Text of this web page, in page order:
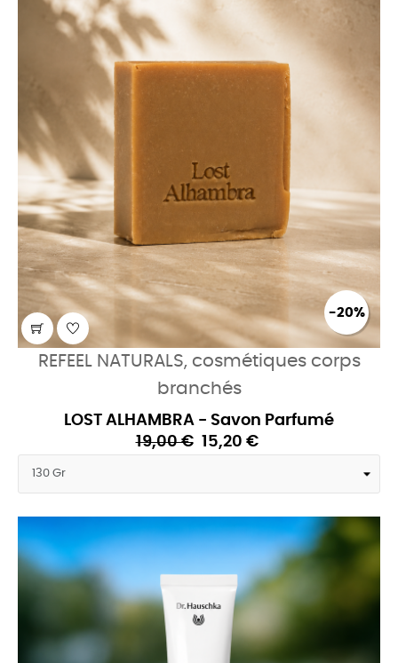
-20%
REFEEL NATURALS, cosmétiques corps
branchés
LOST ALHAMBRA - Savon Parfumé
19,00 € 15,20 €